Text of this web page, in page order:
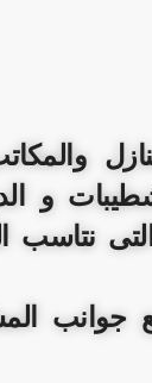
و
نتاسب
جوانب